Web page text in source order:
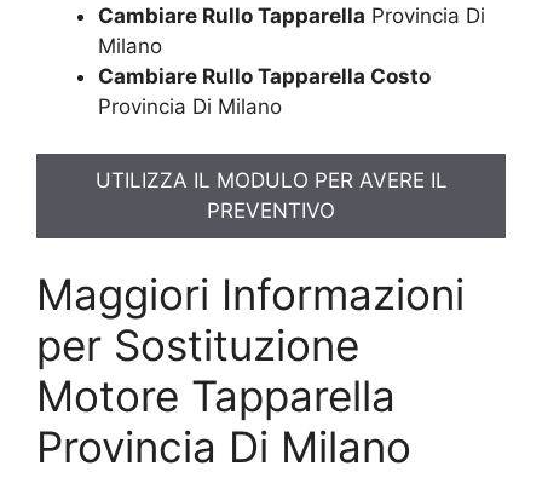
Cambiare Rullo Tapparella Provincia Di
Milano
Cambiare Rullo Tapparella Costo
Provincia Di Milano
UTILIZZA IL MODULO PER AVERE IL
PREVENTIVO
Maggiori Informazioni
per Sostituzione
Motore Tapparella
Provincia Di Milano